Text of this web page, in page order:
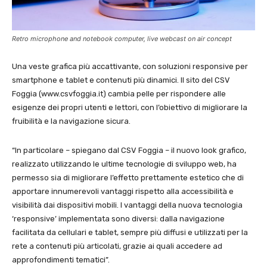
Retro microphone and notebook computer, live webcast on air concept
Una veste grafica più accattivante, con soluzioni responsive per
smartphone e tablet e contenuti più dinamici. Il sito del CSV
Foggia (www.csvfoggia.it) cambia pelle per rispondere alle
esigenze dei propri utenti e lettori, con l’obiettivo di migliorare la
fruibilità e la navigazione sicura.
“In particolare – spiegano dal CSV Foggia – il nuovo look grafico,
realizzato utilizzando le ultime tecnologie di sviluppo web, ha
permesso sia di migliorare l’effetto prettamente estetico che di
apportare innumerevoli vantaggi rispetto alla accessibilità e
visibilità dai dispositivi mobili. I vantaggi della nuova tecnologia
‘responsive’ implementata sono diversi: dalla navigazione
facilitata da cellulari e tablet, sempre più diffusi e utilizzati per la
rete a contenuti più articolati, grazie ai quali accedere ad
approfondimenti tematici”.